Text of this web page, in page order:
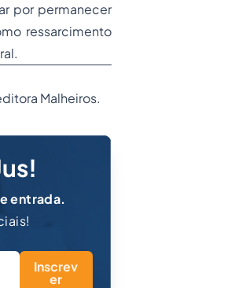
por permanecer
ressarcimento
Malheiros.
entrada.
Inscrev
er